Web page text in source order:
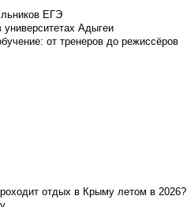
ЕГЭ
университетах Адыгеи
от тренеров до режиссёров
отдых в Крыму летом в 2026?